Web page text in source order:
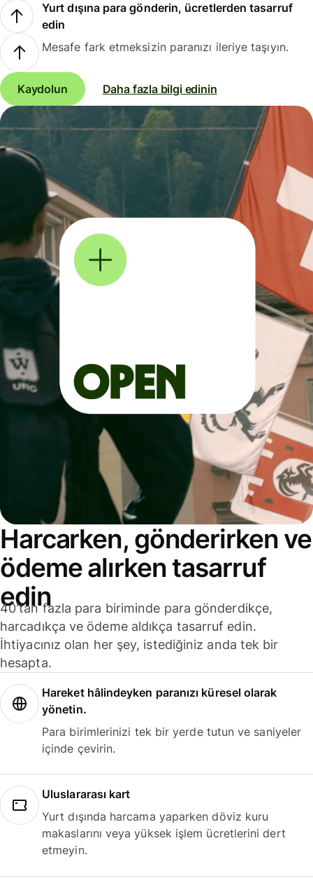
Yurt dışına para gönderin, ücretlerden tasarruf
edin
Mesafe fark etmeksizin paranızı ileriye taşıyın.
Kaydolun Daha fazla bilgi edinin
Harcarken, gönderirken ve
ödeme alırken tasarruf
edin
40'tan fazla para biriminde para gönderdikçe,
harcadıkça ve ödeme aldıkça tasarruf edin.
İhtiyacınız olan her şey, istediğiniz anda tek bir
hesapta.
Hareket hâlindeyken paranızı küresel olarak
yönetin.
Para birimlerinizi tek bir yerde tutun ve saniyeler
içinde çevirin.
Uluslararası kart
Yurt dışında harcama yaparken döviz kuru
makaslarını veya yüksek işlem ücretlerini dert
etmeyin.